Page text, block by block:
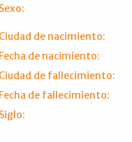
Sexo:
Ciudad de nacimiento:
Fecha de nacimiento:
Ciudad de fallecimiento:
Fecha de fallecimiento:
Siglo: